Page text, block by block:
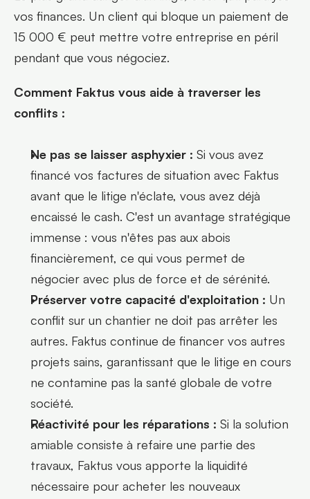
vos finances. Un client qui bloque un paiement de
15 000 € peut mettre votre entreprise en péril
pendant que vous négociez.
Comment Faktus vous aide à traverser les
conflits :
Ne pas se laisser asphyxier : Si vous avez
financé vos factures de situation avec Faktus
avant que le litige n'éclate, vous avez déjà
encaissé le cash. C'est un avantage stratégique
immense : vous n'êtes pas aux abois
financièrement, ce qui vous permet de
négocier avec plus de force et de sérénité.
Préserver votre capacité d'exploitation : Un
conflit sur un chantier ne doit pas arrêter les
autres. Faktus continue de financer vos autres
projets sains, garantissant que le litige en cours
ne contamine pas la santé globale de votre
société.
Réactivité pour les réparations : Si la solution
amiable consiste à refaire une partie des
travaux, Faktus vous apporte la liquidité
nécessaire pour acheter les nouveaux